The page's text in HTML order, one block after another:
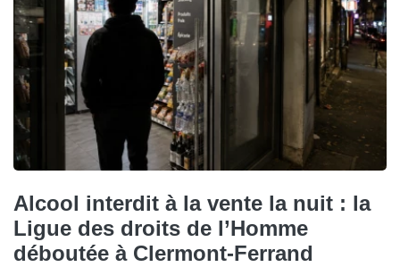
Alcool interdit à la vente la nuit : la
Ligue des droits de l’Homme
déboutée à Clermont-Ferrand